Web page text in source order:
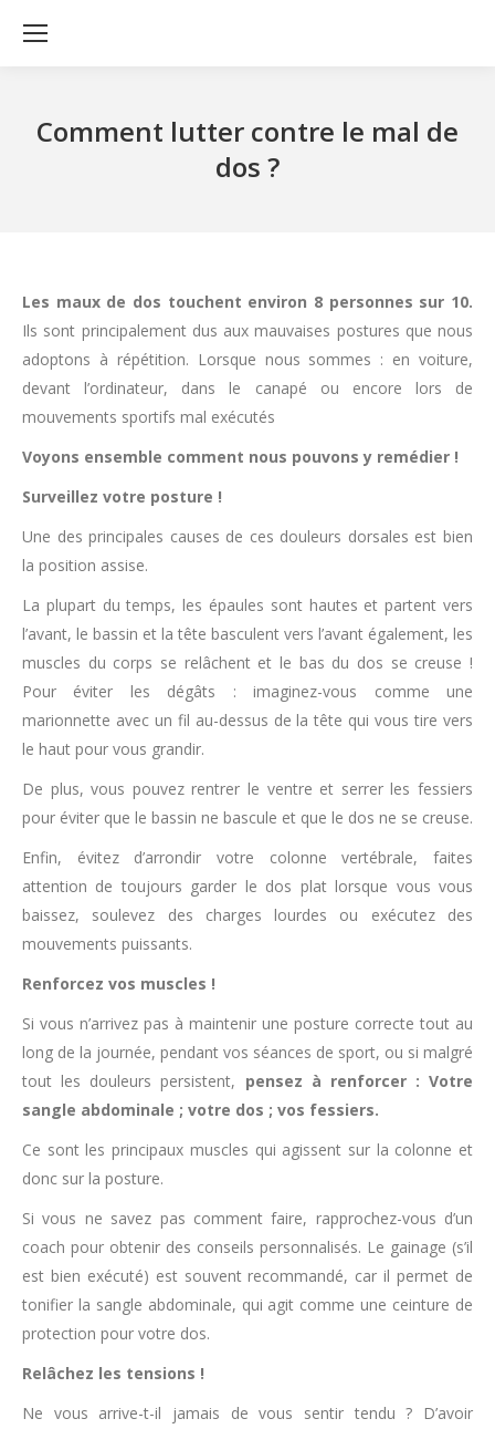
Comment lutter contre le mal de
dos ?
Les maux de dos touchent environ 8 personnes sur 10.
Ils sont principalement dus aux mauvaises postures que nous
adoptons à répétition. Lorsque nous sommes : en voiture,
devant l’ordinateur, dans le canapé ou encore lors de
mouvements sportifs mal exécutés
Voyons ensemble comment nous pouvons y remédier !
Surveillez votre posture !
Une des principales causes de ces douleurs dorsales est bien
la position assise.
La plupart du temps, les épaules sont hautes et partent vers
l’avant, le bassin et la tête basculent vers l’avant également, les
muscles du corps se relâchent et le bas du dos se creuse !
Pour éviter les dégâts : imaginez-vous comme une
marionnette avec un fil au-dessus de la tête qui vous tire vers
le haut pour vous grandir.
De plus, vous pouvez rentrer le ventre et serrer les fessiers
pour éviter que le bassin ne bascule et que le dos ne se creuse.
Enfin, évitez d’arrondir votre colonne vertébrale, faites
attention de toujours garder le dos plat lorsque vous vous
baissez, soulevez des charges lourdes ou exécutez des
mouvements puissants.
Renforcez vos muscles !
Si vous n’arrivez pas à maintenir une posture correcte tout au
long de la journée, pendant vos séances de sport, ou si malgré
tout les douleurs persistent, pensez à renforcer : Votre
sangle abdominale ; votre dos ; vos fessiers.
Ce sont les principaux muscles qui agissent sur la colonne et
donc sur la posture.
Si vous ne savez pas comment faire, rapprochez-vous d’un
coach pour obtenir des conseils personnalisés. Le gainage (s’il
est bien exécuté) est souvent recommandé, car il permet de
tonifier la sangle abdominale, qui agit comme une ceinture de
protection pour votre dos.
Relâchez les tensions !
Ne vous arrive-t-il jamais de vous sentir tendu ? D’avoir